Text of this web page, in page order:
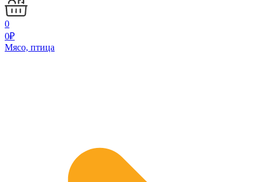
0
0₽
Мясо, птица